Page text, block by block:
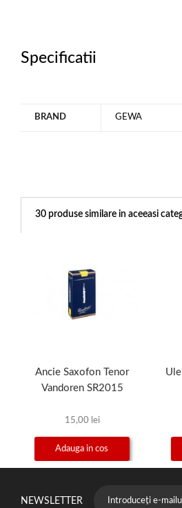
Specificatii
BRAND GEWA
30 produse similare in aceeasi
Ancie Saxofon Tenor
Vandoren SR2015
15,00 lei
Adauga in cos
NEWSLETTER